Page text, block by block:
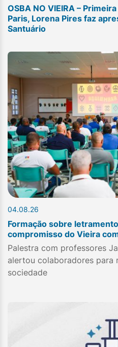
OSBA NO VIEIRA –
Paris, Lorena Pires faz
Santuário
04.08.26
Formação sobre
compromisso do Vieira
Palestra com professores
alertou colaboradores para
sociedade